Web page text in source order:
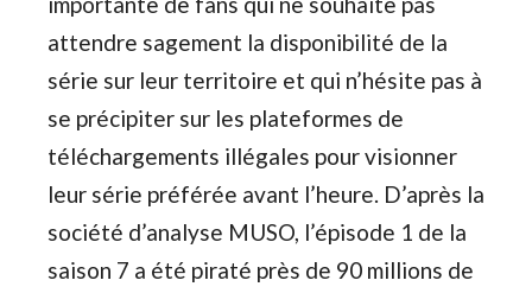
attendre sagement la disponibilité de la
série sur leur territoire et qui n’hésite pas à
se précipiter sur les plateformes de
téléchargements illégales pour visionner
leur série préférée avant l’heure. D’après la
société d’analyse MUSO, l’épisode 1 de la
saison 7 a été piraté près de 90 millions de